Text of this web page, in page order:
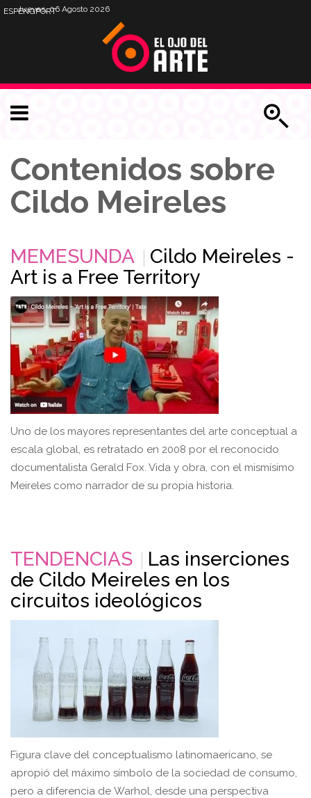
Jueves, 06 Agosto 2026
ESPENGPORT
Contenidos sobre
Cildo Meireles
MEMESUNDA
Cildo Meireles -
Art is a Free Territory
Uno de los mayores representantes del arte conceptual a
escala global, es retratado en 2008 por el reconocido
documentalista Gerald Fox. Vida y obra, con el mismísimo
Meireles como narrador de su propia historia.
TENDENCIAS
Las inserciones
de Cildo Meireles en los
circuitos ideológicos
Figura clave del conceptualismo latinomaericano, se
apropió del máximo símbolo de la sociedad de consumo,
pero a diferencia de Warhol, desde una perspectiva